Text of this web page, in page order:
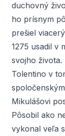
duchovný
ho prísnym
prešiel
1275 usadil v
svojho života.
Tolentino v
Mikulášovi
Pôsobil ako
vykonal veľa